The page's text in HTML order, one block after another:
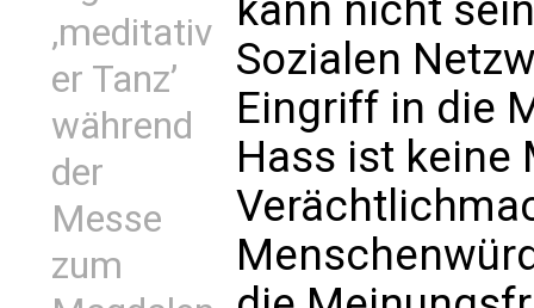
‚meditativ
er Tanz’
während
der
Messe
zum
Sozialen
Eingriff in die
Hass ist keine